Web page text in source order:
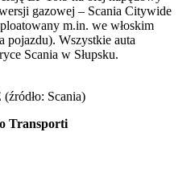
gazowej – Scania Citywide
m.in. we włoskim
pojazdu). Wszystkie auta
Scania w Słupsku.
Scania)
Transporti